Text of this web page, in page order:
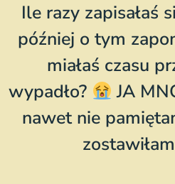
Ile razy zapisałaś
później o tym
miałaś czasu
wypadło?
JA
nawet nie